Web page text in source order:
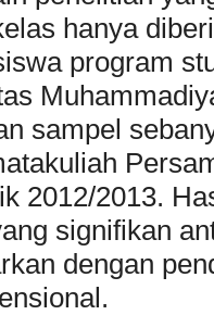
hanya
program
sampel
2012/2013.
signifikan
dengan